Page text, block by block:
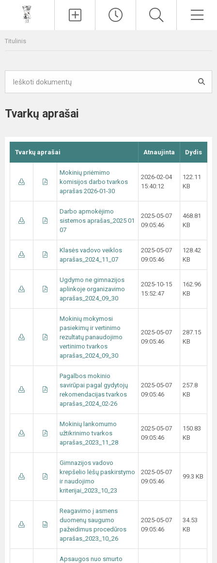
Titulinis
Tvarkų aprašai
Tvarkų aprašai Atnaujinta Dydis
Mokinių priėmimo
komisijos darbo tvarkos
aprašas 2026-01-30
2026-02-04
15:40:12
122.11
KB
Darbo apmokėjimo
sistemos aprašas_2025 01
07
2025-05-07
09:05:46
468.81
KB
Klasės vadovo veiklos
aprašas_2024_11_07
2025-05-07
09:05:46
128.42
KB
Ugdymo ne gimnazijos
aplinkoje organizavimo
aprašas_2024_09_30
2025-10-15
15:52:47
162.96
KB
Mokinių mokymosi
pasiekimų ir vertinimo
rezultatų panaudojimo
vertinimo tvarkos
aprašas_2024_09_30
2025-05-07
09:05:46
287.15
KB
Pagalbos mokinio
savirūpai pagal gydytojų
rekomendacijas tvarkos
aprašas_2024_02-26
2025-05-07
09:05:46
257.8
KB
Mokinių lankomumo
užtikrinimo tvarkos
aprašas_2023_11_28
2025-05-07
09:05:46
150.83
KB
Gimnazijos vadovo
krepšelio lėšų paskirstymo
ir naudojimo
kriterijai_2023_10_23
2025-05-07
09:05:46
99.3 KB
Reagavimo į asmens
duomenų saugumo
pažeidimus procedūros
aprašas_2023_10_26
2025-05-07
09:05:46
34.53
KB
Apsaugos nuo smurto